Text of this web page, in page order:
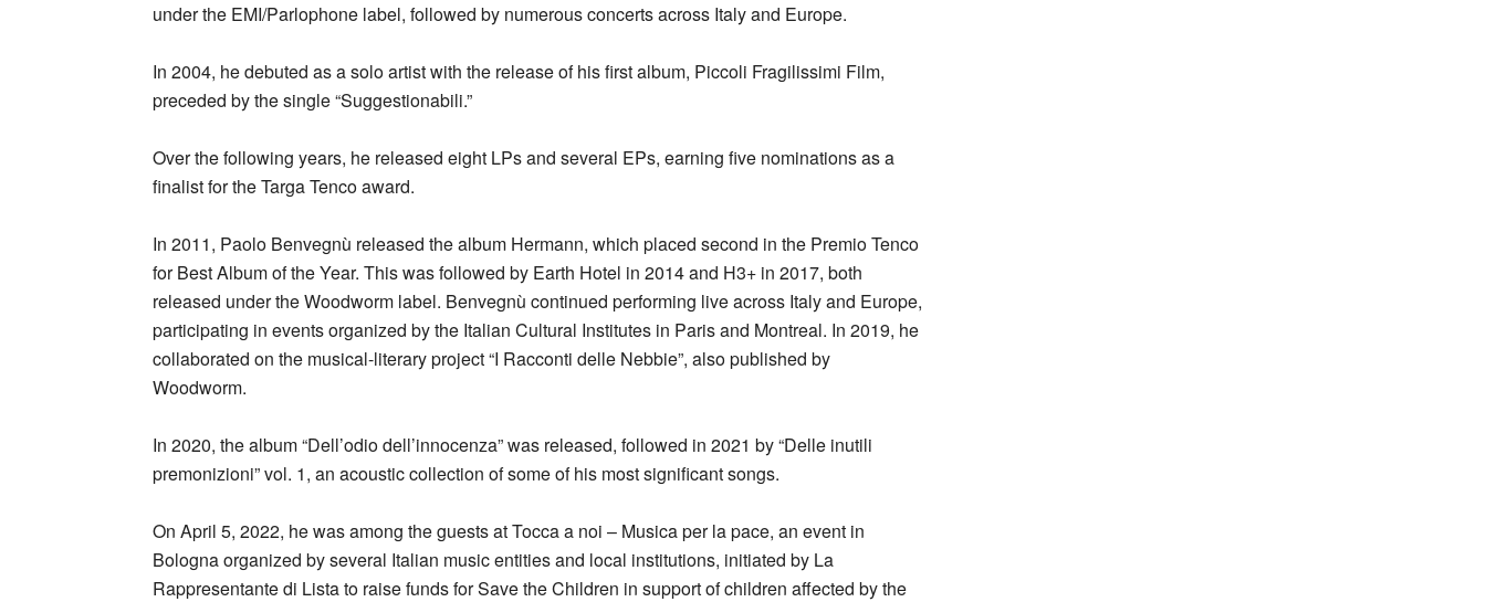
under the EMI/Parlophone label, followed by numerous concerts across Italy and Europe.
In 2004, he debuted as a solo artist with the release of his first album, Piccoli Fragilissimi Film,
preceded by the single “Suggestionabili.”
Over the following years, he released eight LPs and several EPs, earning five nominations as a
finalist for the Targa Tenco award.
In 2011, Paolo Benvegnù released the album Hermann, which placed second in the Premio Tenco
for Best Album of the Year. This was followed by Earth Hotel in 2014 and H3+ in 2017, both
released under the Woodworm label. Benvegnù continued performing live across Italy and Europe,
participating in events organized by the Italian Cultural Institutes in Paris and Montreal. In 2019, he
collaborated on the musical-literary project “I Racconti delle Nebbie”, also published by
Woodworm.
In 2020, the album “Dell’odio dell’innocenza” was released, followed in 2021 by “Delle inutili
premonizioni” vol. 1, an acoustic collection of some of his most significant songs.
On April 5, 2022, he was among the guests at Tocca a noi – Musica per la pace, an event in
Bologna organized by several Italian music entities and local institutions, initiated by La
Rappresentante di Lista to raise funds for Save the Children in support of children affected by the